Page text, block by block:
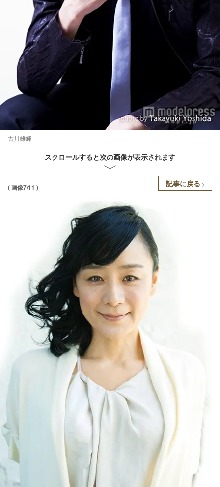
古川雄輝
スクロールすると次の画像が表示されます
( 画像7/11 ) 記事に戻る